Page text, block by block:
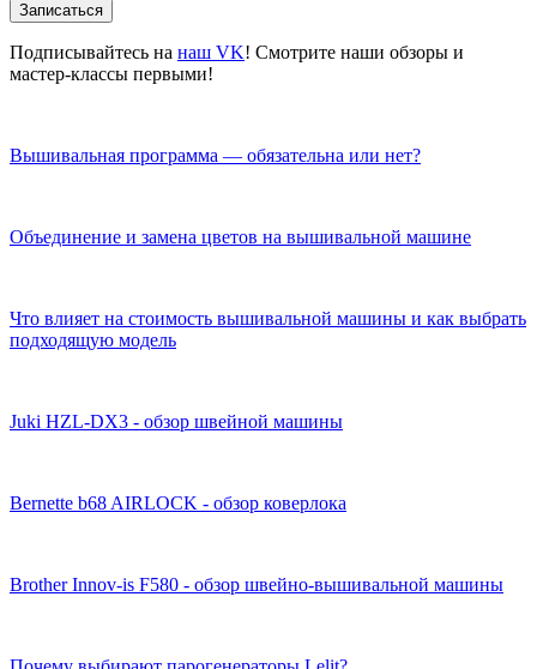
Записаться
Подписывайтесь на наш VK! Смотрите наши обзоры и
мастер-классы первыми!
Вышивальная программа — обязательна или нет?
Объединение и замена цветов на вышивальной машине
Что влияет на стоимость вышивальной машины и как выбрать
подходящую модель
Juki HZL-DX3 - обзор швейной машины
Bernette b68 AIRLOCK - обзор коверлока
Brother Innov-is F580 - обзор швейно-вышивальной машины